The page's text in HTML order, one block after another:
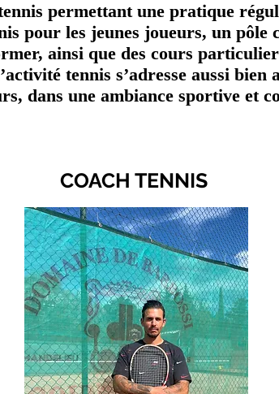
permettant une pratique
pour les jeunes joueurs, un
ainsi que des cours
tennis s’adresse aussi
dans une ambiance sportive et
COACH TENNIS